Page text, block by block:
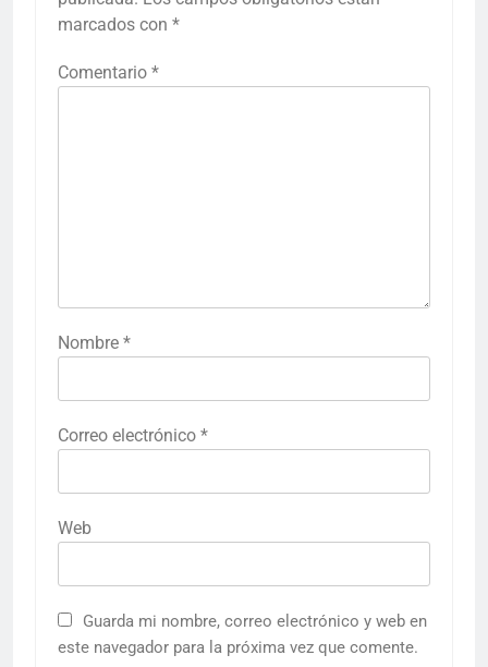
marcados con *
Comentario *
Nombre *
Correo electrónico *
Web
Guarda mi nombre, correo electrónico y web en
este navegador para la próxima vez que comente.